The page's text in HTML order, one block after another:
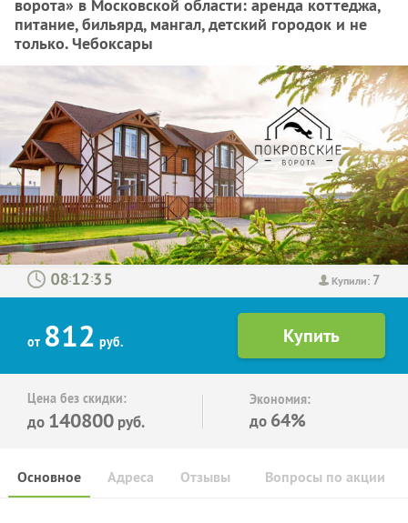
ворота» в Московской области: аренда коттеджа,
питание, бильярд, мангал, детский городок и не
только. Чебоксары
Купили: 7
: :
от 812 руб.
Цена без скидки:
до 140800 руб.
Экономия:
до 64%
Основное Отзывы Вопросы по акции
Адреса